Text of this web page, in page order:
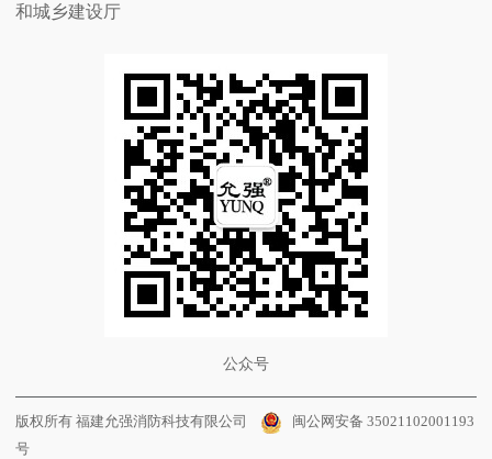
和城乡建设厅
公众号
版权所有 福建允强消防科技有限公司
闽公网安备 35021102001193
号